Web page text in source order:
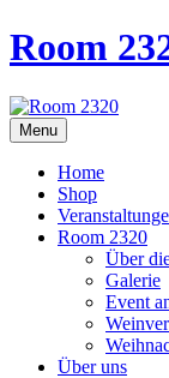
Room
Menu
Home
Shop
Room 2320
Über
Galerie
Event
Über uns